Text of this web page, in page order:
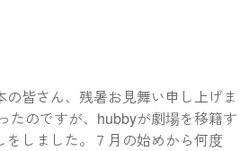
皆さん、残暑お見舞い申し上げま
たのですが、hubbyが劇場を移籍す
しました。７月の始めから何度